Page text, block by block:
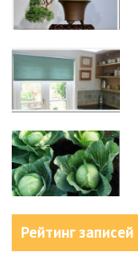
Рейтинг записей